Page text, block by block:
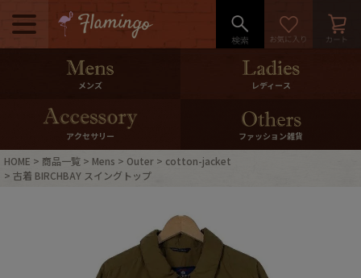
メニュー
500pt＆10％Offクーポンプレゼン
10％0ffクーポンプレゼント
ログイン・会員登録
ご利用ガイド International Shipping
メンズ レディース
アクセサリー ファッション雑貨
HOME 商品一覧 Mens Outer
cotton-jacket
古着 BIRCHBAY スイングトップ